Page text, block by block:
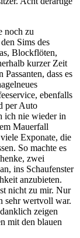
noch zu
Sims des
Blockflöten,
kurzer Zeit
dass es
ebenfalls
per Auto
ich nie wieder in
Mauerfall
Exponate, die
So machte es
zwei
ins Schaufenster
anzubieten.
nicht zu mir. Nur
sehr wertvoll war.
zeigen
mit den blauen